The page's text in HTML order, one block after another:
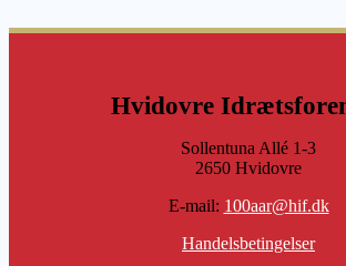
Hvidovre
Sollentuna Allé 1-3
2650 Hvidovre
E-mail: 100aar@hif.dk
Handelsbetingelser